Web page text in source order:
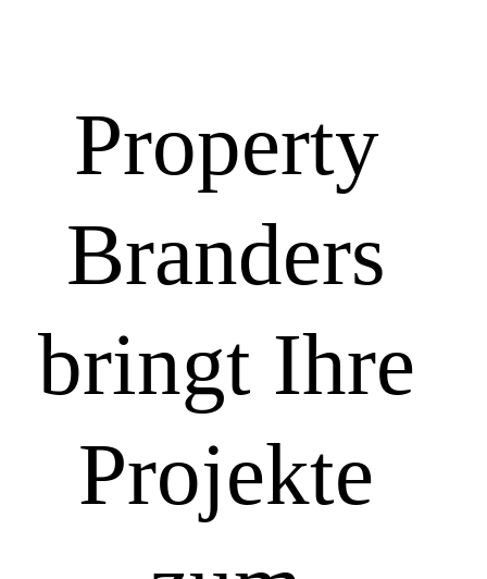
Property
Branders
bringt Ihre
Projekte